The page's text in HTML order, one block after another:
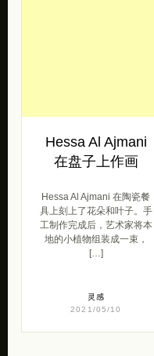
Hessa Al Ajmani
在盘子上作画
Hessa Al Ajmani 在陶瓷餐
具上刻上了花朵和叶子。手
工制作完成后，艺术家将本
地的小植物组装成一束，
[…]
灵感
2021/05/10